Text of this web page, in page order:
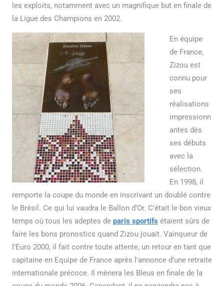
les exploits, notamment avec un magnifique but en finale de
la Ligue des Champions en 2002.
En équipe
de France,
Zizou est
connu pour
ses
réalisations
impressionn
antes dès
ses débuts
avec la
sélection.
En 1998, il
remporte la coupe du monde en inscrivant un doublé contre
le Brésil. Ce qui lui vaudra le Ballon d’Or. C’était le bon vieux
temps où tous les adeptes de paris sportifs étaient sûrs de
faire les bons pronostics quand Zizou jouait. Vainqueur de
l’Euro 2000, il fait contre toute attente, un retour en tant que
capitaine en Equipe de France après l’annonce d’une retraite
internationale précoce. Il mènera les Bleus en finale de la